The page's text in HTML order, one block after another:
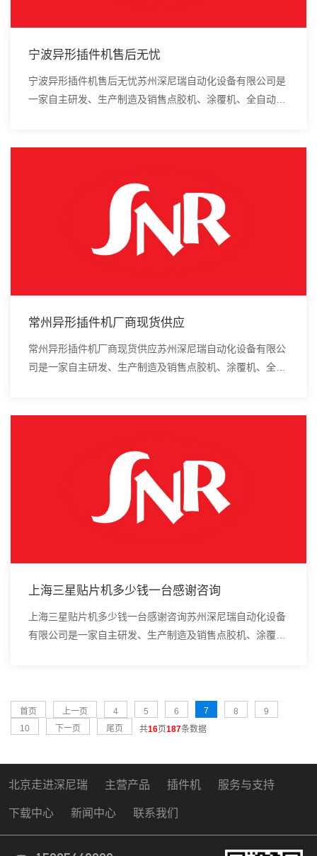
宁波异形插件机售后无忧
宁波异形插件机售后无忧苏州深尼瑞自动化设备有限公司是
一家自主研发、生产制造及销售点胶机、涂覆机、全自动插
常州异形插件机厂商现货供应
常州异形插件机厂商现货供应苏州深尼瑞自动化设备有限公
司是一家自主研发、生产制造及销售点胶机、涂覆机、全自
上海三星贴片机多少钱一台感谢咨询
上海三星贴片机多少钱一台感谢咨询苏州深尼瑞自动化设备
有限公司是一家自主研发、生产制造及销售点胶机、涂覆
首页 上一页 4 5 6 7 8
9
10
下一页 尾页 共16页187条数据
北京走进深尼瑞 主营产品 插件机 服务与支持
下载中心 新闻中心 联系我们